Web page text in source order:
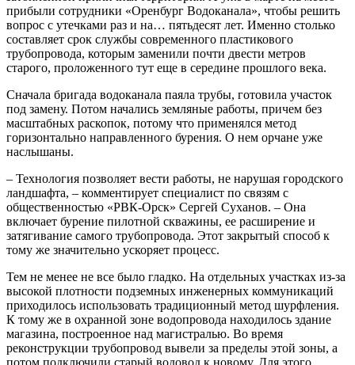
прибыли сотрудники «Оренбург Водоканала», чтобы решить
вопрос с утечками раз и на… пятьдесят лет. Именно столько
составляет срок службы современного пластикового
трубопровода, которым заменили почти двести метров
старого, проложенного тут еще в середине прошлого века.
Сначала бригада водоканала паяла трубы, готовила участок
под замену. Потом начались земляные работы, причем без
масштабных раскопок, потому что применялся метод
горизонтально направленного бурения. О нем орчане уже
наслышаны.
– Технология позволяет вести работы, не нарушая городского
ландшафта, – комментирует специалист по связям с
общественностью «РВК-Орск» Сергей Суханов. – Она
включает бурение пилотной скважины, ее расширение и
затягивание самого трубопровода. Этот закрытый способ к
тому же значительно ускоряет процесс.
Тем не менее не все было гладко. На отдельных участках из-за
высокой плотности подземных инженерных коммуникаций
приходилось использовать традиционный метод шурфления.
К тому же в охранной зоне водопровода находилось здание
магазина, построенное над магистралью. Во время
реконструкции трубопровод вывели за пределы этой зоны, а
потом подключили старый водовод к новому. Для этого